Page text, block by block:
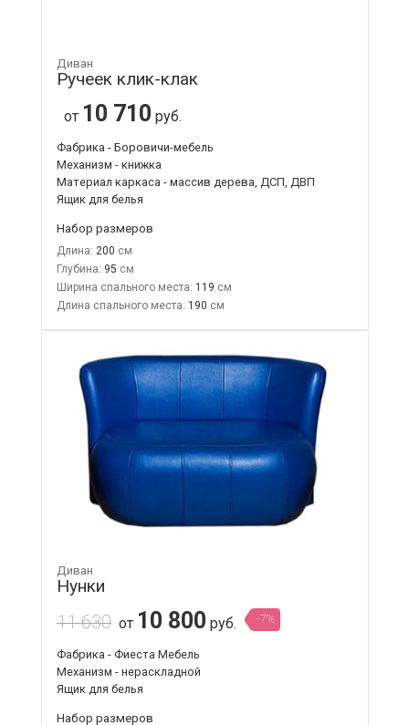
Диван
Ручеек клик-клак
от 10 710 руб.
Фабрика - Боровичи-мебель
Механизм - книжка
Материал каркаса - массив дерева, ДСП, ДВП
Ящик для белья
Набор размеров
Длина: 200
Глубина: 95
Ширина спального места: 119
Длина спального места: 190
Диван
Нунки
11 630 от 10 800 руб. -7%
Фабрика - Фиеста Мебель
Механизм - нераскладной
Ящик для белья
Набор размеров